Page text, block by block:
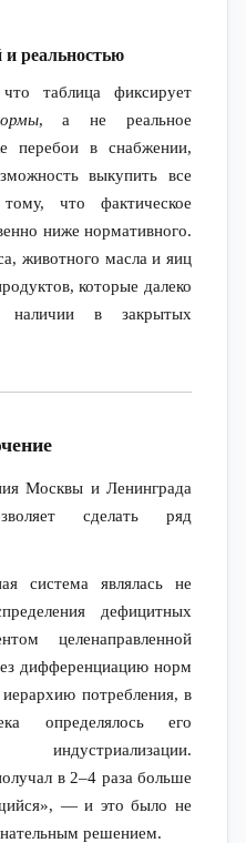
реальностью
таблица фиксирует
, а не реальное
перебои в снабжении,
выкупить все
что фактическое
ниже нормативного.
животного масла и яиц
которые далеко
в закрытых
Москвы и Ленинграда
сделать ряд
система являлась не
дефицитных
целенаправленной
дифференциацию норм
потребления, в
определялось его
в 2–4 раза больше
— и это было не
решением.